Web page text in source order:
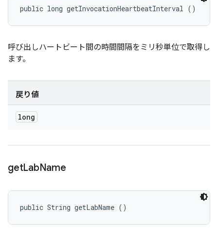
public long getInvocationHeartbeatInterval ()
呼び出しハートビート間の時間間隔をミリ秒単位で取得し
ます。
戻り値
long
getLabName
public String getLabName ()